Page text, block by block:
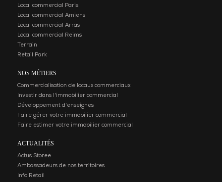
Local commercial Paris
Local commercial Amiens
Local commercial Arras
Local commercial Reims
Terrain
Retail Park
NOS MÉTIERS
Commercialisation de locaux commerciaux
Investir dans l'immobilier commercial
Développement d'enseignes
Faire gérer votre immobilier commercial
Faire estimer votre immobilier commercial
ACTUALITÉS
Actus Storee
Ambassadeurs de nos territoires
Info Retail